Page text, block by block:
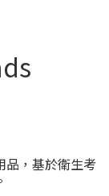
品，基於衛生考